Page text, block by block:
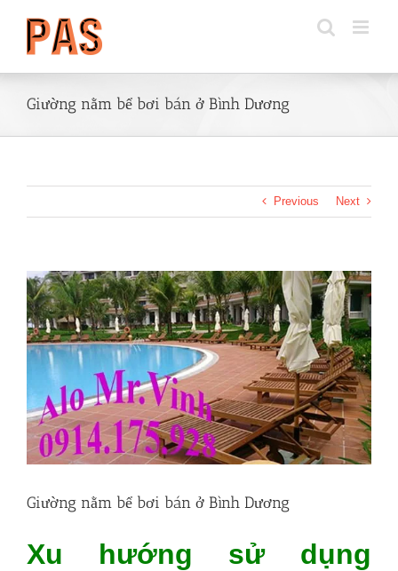
content
Giường nằm bể bơi bán ở Bình Dương
Previous Next
View
Larger
Image
Giường nằm bể bơi bán ở Bình Dương
Xu hướng sử dụng